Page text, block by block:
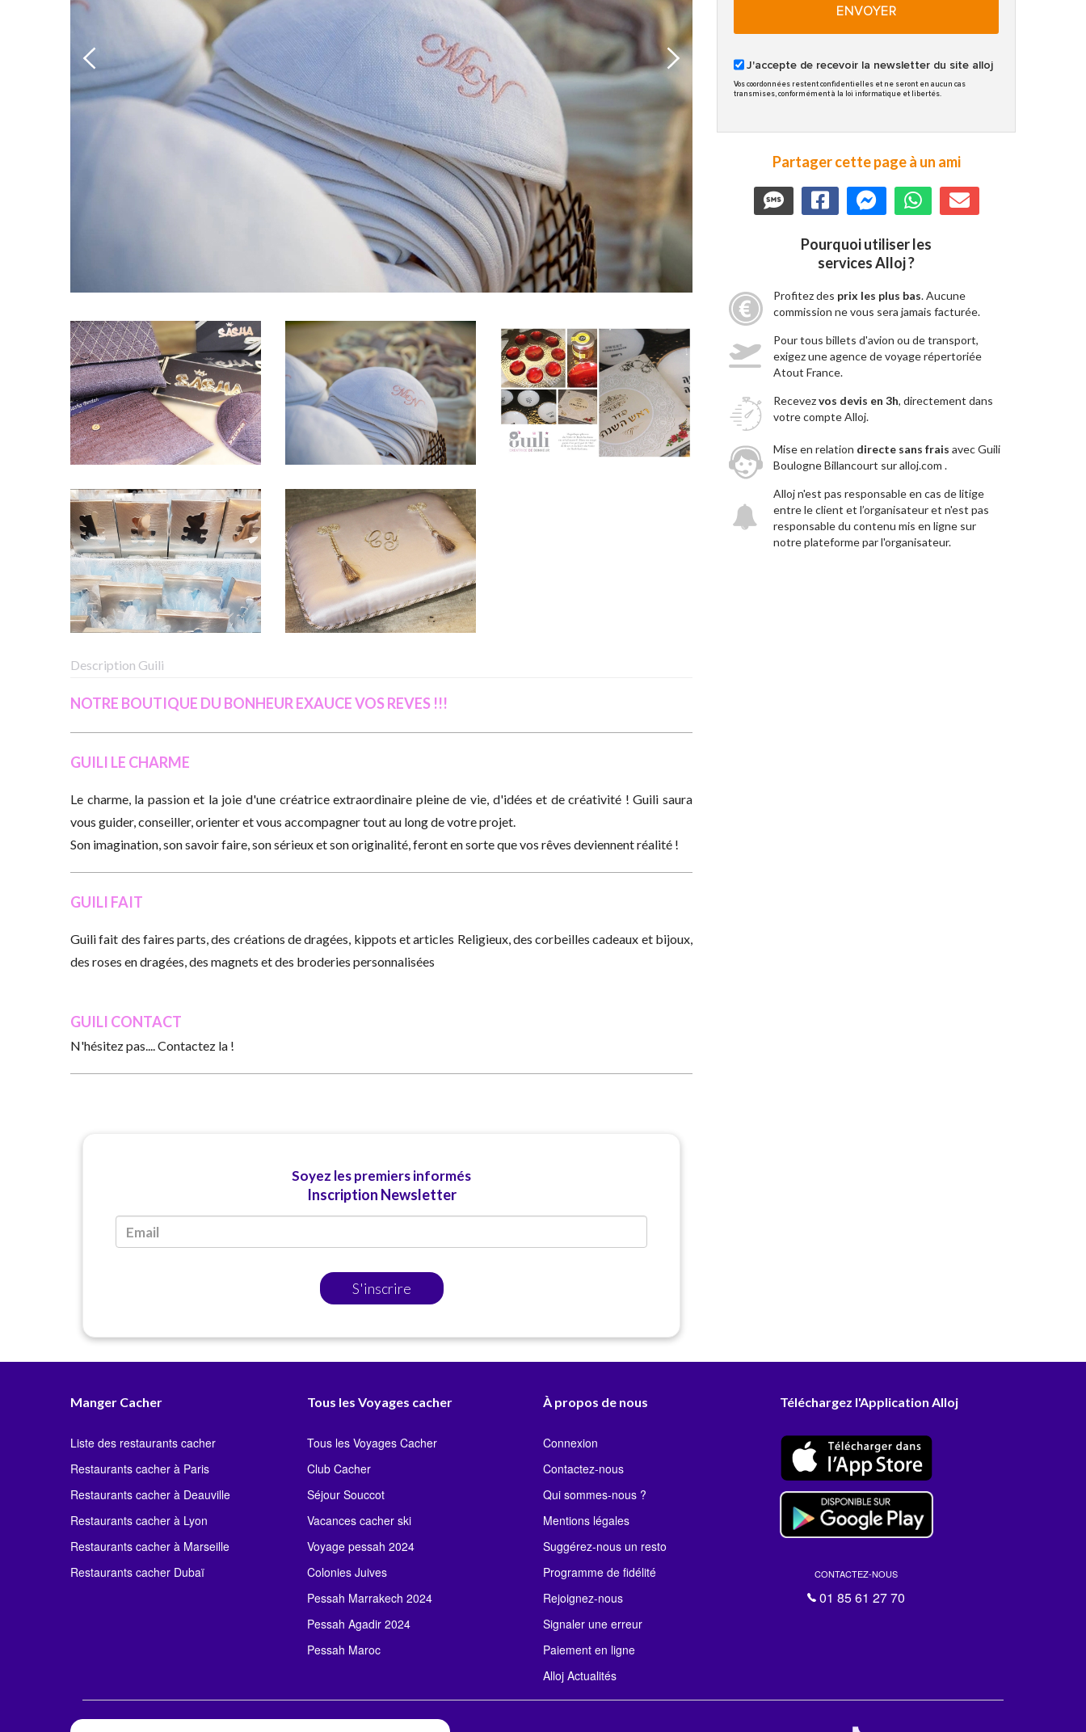
Description Guili
NOTRE BOUTIQUE DU BONHEUR EXAUCE VOS REVES !!!
GUILI LE CHARME
Le charme, la passion et la joie d'une créatrice extraordinaire pleine de vie, d'idées et de créativité ! Guili saura
vous guider, conseiller, orienter et vous accompagner tout au long de votre projet.
Son imagination, son savoir faire, son sérieux et son originalité, feront en sorte que vos rêves deviennent réalité !
GUILI FAIT
Guili fait des faires parts, des créations de dragées, kippots et articles Religieux, des corbeilles cadeaux et bijoux,
des roses en dragées, des magnets et des broderies personnalisées
GUILI CONTACT
N'hésitez pas.... Contactez la !
Soyez les premiers informés
Inscription Newsletter
S'inscrire
ENVOYER
J'accepte de recevoir la newsletter du site alloj
Vos coordonnées restent confidentielles et ne seront en aucun cas
transmises, conformément à la loi informatique et libertés.
Partager cette page à un ami
Pourquoi utiliser les
services Alloj ?
Profitez des prix les plus bas. Aucune
commission ne vous sera jamais facturée.
Pour tous billets d'avion ou de transport,
exigez une agence de voyage répertoriée
Atout France.
Recevezvos devis en 3h, directement dans
votre compte Alloj.
Mise en relation directe sans frais avec Guili
Boulogne Billancourt sur alloj.com .
Alloj n'est pas responsable en cas de litige
entre le client et l’organisateur et n'est pas
responsable du contenu mis en ligne sur
notre plateforme par l'organisateur.
Manger Cacher
Liste des restaurants cacher
Restaurants cacher à Paris
Restaurants cacher à Deauville
Restaurants cacher à Lyon
Restaurants cacher à Marseille
Restaurants cacher Dubaï
Tous les Voyages cacher
Tous les Voyages Cacher
Club Cacher
Séjour Souccot
Vacances cacher ski
Voyage pessah 2024
Colonies Juives
Pessah Marrakech 2024
Pessah Agadir 2024
Pessah Maroc
À propos de nous
Connexion
Contactez-nous
Qui sommes-nous ?
Mentions légales
Suggérez-nous un resto
Programme de fidélité
Rejoignez-nous
Signaler une erreur
Paiement en ligne
Alloj Actualités
Téléchargez l'Application Alloj
CONTACTEZ-NOUS
01 85 61 27 70